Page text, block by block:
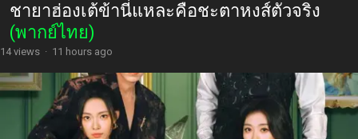
ชายาฮ่องเต้ข้านี่แหละคือชะตาหงส์ตัวจริง
(พากย์ไทย)
14 views · 11 hours ago